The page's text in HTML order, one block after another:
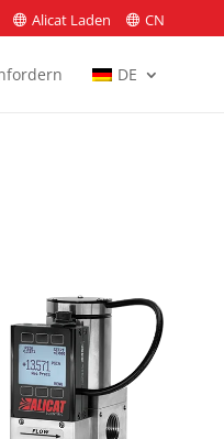
 Alicat Laden  CN
DE